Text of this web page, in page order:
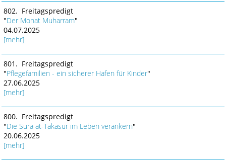
802. Freitagspredigt
"Der Monat Muharram"
04.07.2025
[mehr]
801. Freitagspredigt
"Pflegefamilien - ein sicherer Hafen für Kinder"
27.06.2025
[mehr]
800. Freitagspredigt
"Die Sura at-Takasur im Leben verankern"
20.06.2025
[mehr]